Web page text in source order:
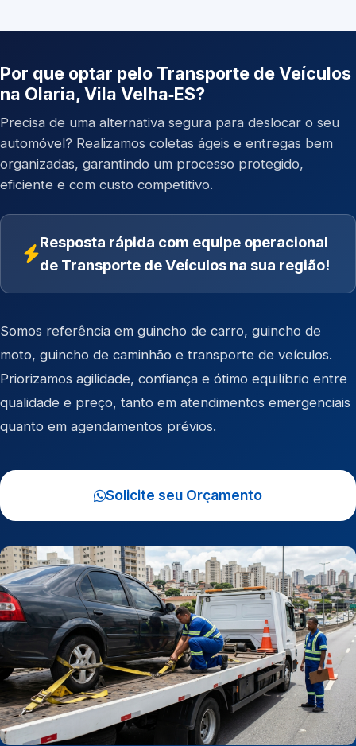
Por que optar pelo Transporte de Veículos
na Olaria, Vila Velha‑ES?
Precisa de uma alternativa segura para deslocar o seu
automóvel? Realizamos coletas ágeis e entregas bem
organizadas, garantindo um processo protegido,
eficiente e com custo competitivo.
Resposta rápida com equipe operacional
de Transporte de Veículos na sua região!
Somos referência em guincho de carro, guincho de
moto, guincho de caminhão e transporte de veículos.
Priorizamos agilidade, confiança e ótimo equilíbrio entre
qualidade e preço, tanto em atendimentos emergenciais
quanto em agendamentos prévios.
Solicite seu Orçamento